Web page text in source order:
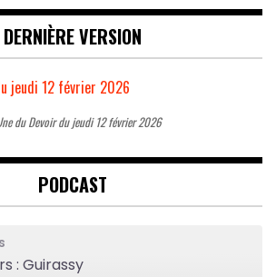
DERNIÈRE VERSION
du Devoir du jeudi 12 février 2026
PODCAST
: Guirassy